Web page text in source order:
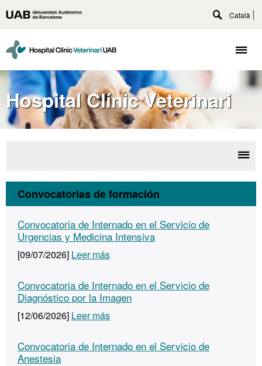
al
principal
Universitat
de
Barcelona
Despliega
Català
Hospital Clínic Veterinari
Convocatorias de formación
Convocatoria de Internado en el Servicio de
Urgencias y Medicina Intensiva
[09/07/2026] Leer más
Convocatoria de Internado en el Servicio de
Diagnóstico por la Imagen
[12/06/2026] Leer más
Convocatoria de Internado en el Servicio de
Anestesia